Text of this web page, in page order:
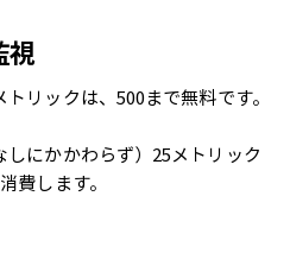
視
リックは、500まで無料です。
しにかかわらず）25メトリック
費します。